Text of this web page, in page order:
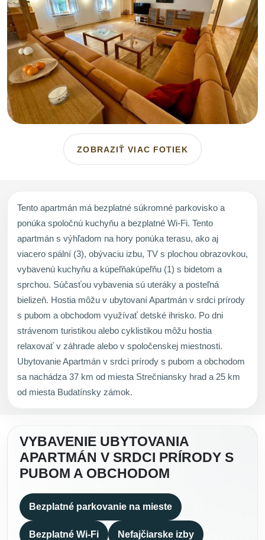
ZOBRAZIŤ VIAC FOTIEK
Tento apartmán má bezplatné súkromné parkovisko a
ponúka spoločnú kuchyňu a bezplatné Wi-Fi. Tento
apartmán s výhľadom na hory ponúka terasu, ako aj
viacero spální (3), obývaciu izbu, TV s plochou obrazovkou,
vybavenú kuchyňu a kúpeľňakúpeľňu (1) s bidetom a
sprchou. Súčasťou vybavenia sú uteráky a posteľná
bielizeň. Hostia môžu v ubytovaní Apartmán v srdci prírody
s pubom a obchodom využívať detské ihrisko. Po dni
strávenom turistikou alebo cyklistikou môžu hostia
relaxovať v záhrade alebo v spoločenskej miestnosti.
Ubytovanie Apartmán v srdci prírody s pubom a obchodom
sa nachádza 37 km od miesta Strečniansky hrad a 25 km
od miesta Budatínsky zámok.
VYBAVENIE UBYTOVANIA
APARTMÁN V SRDCI PRÍRODY S
PUBOM A OBCHODOM
Bezplatné parkovanie na mieste
Bezplatné Wi-Fi Nefajčiarske izby